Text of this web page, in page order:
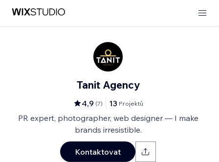
Tanit Agency
4,9 (7) 13 Projektů
PR expert, photographer, web designer — I make
brands irresistible.
Kontaktovat